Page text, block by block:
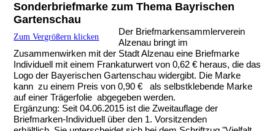
Sonderbriefmarke zum Thema Bayrischen
Gartenschau
Zum Vergrößern klicken
Der Briefmarkensammlerverein
Alzenau bringt im
Zusammenwirken mit der Stadt Alzenau eine Briefmarke
Individuell mit einem Frankaturwert von 0,62 € heraus, die das
Logo der Bayerischen Gartenschau widergibt. Die Marke
kann zu einem Preis von 0,90 € als selbstklebende Marke
auf einer Trägerfolie abgegeben werden.
Ergänzung: Seit 04.06.2015 ist die Zweitauflage der
Briefmarken-Individuell über den 1. Vorsitzenden